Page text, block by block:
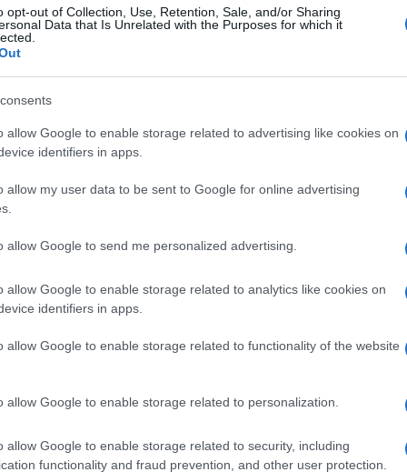
opt-out of Collection, Use, Retention, Sale, and/or Sharing
Data that Is Unrelated with the Purposes for which it
allow Google to enable storage related to advertising like cookies on
identifiers in apps.
allow my user data to be sent to Google for online advertising
allow Google to send me personalized advertising.
allow Google to enable storage related to analytics like cookies on
identifiers in apps.
allow Google to enable storage related to functionality of the website
allow Google to enable storage related to personalization.
allow Google to enable storage related to security, including
functionality and fraud prevention, and other user protection.
che riguarda l’infame conferenza di pace di
il premier dell’
Stato che, in buona fede, ha almeno
e, al tempo stesso, una chiave di
prima di tutto un paradosso, perché
dell’Ovest come dell’Est, hanno
da un regime totalitario il cui unico
modello sovietico. Oltre che svolgere il
(Muro di Berlino incluso) in Europa